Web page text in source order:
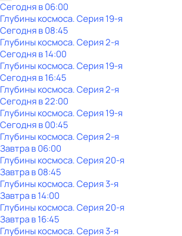
Сегодня в 06:00
Глубины космоса. Серия 19-я
Сегодня в 08:45
Глубины космоса. Серия 2-я
Сегодня в 14:00
Глубины космоса. Серия 19-я
Сегодня в 16:45
Глубины космоса. Серия 2-я
Сегодня в 22:00
Глубины космоса. Серия 19-я
Сегодня в 00:45
Глубины космоса. Серия 2-я
Завтра в 06:00
Глубины космоса. Серия 20-я
Завтра в 08:45
Глубины космоса. Серия 3-я
Завтра в 14:00
Глубины космоса. Серия 20-я
Завтра в 16:45
Глубины космоса. Серия 3-я